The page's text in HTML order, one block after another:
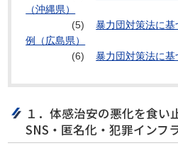
（沖縄県）
(5)
暴力団対策法に
例（広島県）
(6)
暴力団対策法に基
１．体感治安の悪化を食い
SNS・匿名化・犯罪インフ